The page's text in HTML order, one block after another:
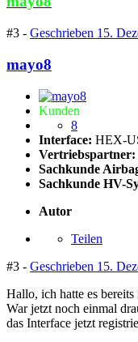
#3 - Geschrieben 15.
mayo8
Kunden
8
Interface: HEX-
Vertriebspartner:
Sachkunde
Sachkunde HV-
Autor
Teilen
#3 - Geschrieben 15.
Hallo, ich hatte es
War jetzt noch einmal
das Interface jetzt